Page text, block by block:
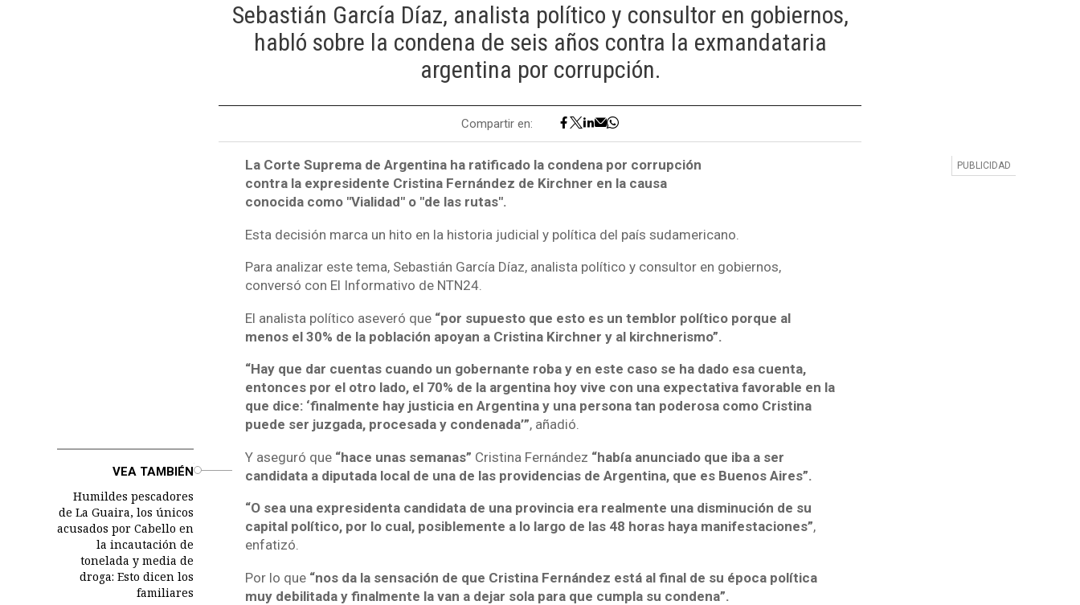
Sebastián García Díaz, analista político y consultor en gobiernos,
habló sobre la condena de seis años contra la exmandataria
argentina por corrupción.
Compartir en:
La Corte Suprema de Argentina ha ratificado la condena por corrupción
contra la expresidente Cristina Fernández de Kirchner en la causa
conocida como "Vialidad" o "de las rutas".
Esta decisión marca un hito en la historia judicial y política del país sudamericano.
Para analizar este tema, Sebastián García Díaz, analista político y consultor en gobiernos,
conversó con El Informativo de NTN24.
El analista político aseveró que “por supuesto que esto es un temblor político porque al
menos el 30% de la población apoyan a Cristina Kirchner y al kirchnerismo”.
“Hay que dar cuentas cuando un gobernante roba y en este caso se ha dado esa cuenta,
entonces por el otro lado, el 70% de la argentina hoy vive con una expectativa favorable en la
que dice: ‘finalmente hay justicia en Argentina y una persona tan poderosa como Cristina
puede ser juzgada, procesada y condenada’”, añadió.
VEA TAMBIÉN
Humildes pescadores
de La Guaira, los únicos
acusados por Cabello en
la incautación de
tonelada y media de
droga: Esto dicen los
familiares
Y aseguró que“hace unas semanas” Cristina Fernández “había anunciado que iba a ser
candidata a diputada local de una de las providencias de Argentina, que es Buenos Aires”.
“O sea una expresidenta candidata de una provincia era realmente una disminución de su
capital político, por lo cual, posiblemente a lo largo de las 48 horas haya manifestaciones”,
enfatizó.
Por lo que “nos da la sensación de que Cristina Fernández está al final de su época política
muy debilitada y finalmente la van a dejar sola para que cumpla su condena”.